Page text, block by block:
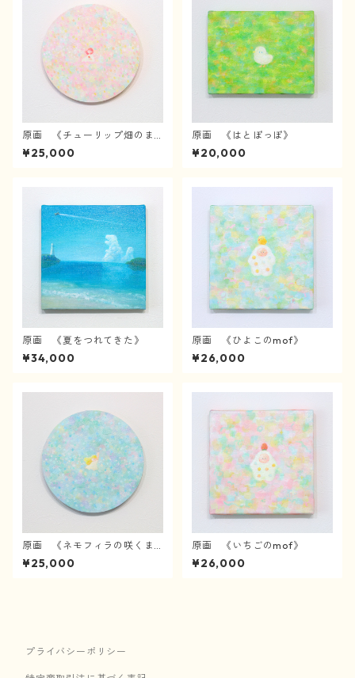
原画 《チューリップ畑のま
んなかで》
¥25,000
原画 《はとぽっぽ》
¥20,000
原画 《夏をつれてきた》
¥34,000
原画 《ひよこのmof》
¥26,000
原画 《ネモフィラの咲くま
んなかで》
¥25,000
原画 《いちごのmof》
¥26,000
プライバシーポリシー